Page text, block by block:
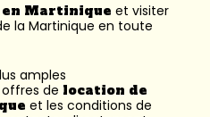
Martinique et visiter
la Martinique en toute
amples
de location de
et les conditions de